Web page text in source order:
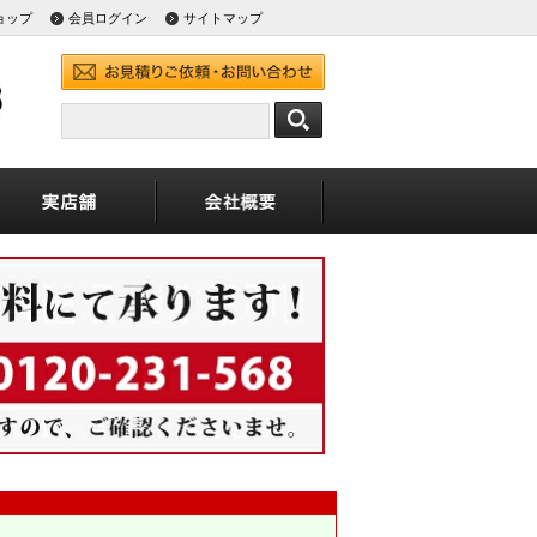
ップ 会員ログイン サイトマップ